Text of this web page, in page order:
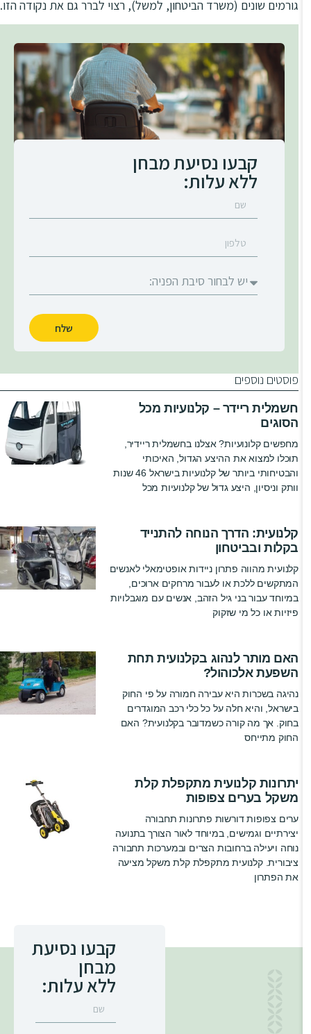
גורמים שונים (משרד הביטחון, למשל), רצוי לברר גם את נקודה הזו.
קבעו נסיעת מבחן
ללא עלות:
שלח
פוסטים נוספים
חשמלית ריידר – קלנועיות מכל
הסוגים
מחפשים קלונועיות? אצלנו בחשמלית ריידיר,
תוכלו למצוא את ההיצע הגדול, האיכותי
והבטיחותי ביותר של קלנועיות בישראל 46 שנות
וותק וניסיון, היצע גדול של קלנועיות מכל
קלנועית: הדרך הנוחה להתנייד
בקלות ובביטחון
קלנועית מהווה פתרון ניידות אופטימאלי לאנשים
המתקשים ללכת או לעבור מרחקים ארוכים,
במיוחד עבור בני גיל הזהב, אנשים עם מוגבלויות
פיזיות או כל מי שזקוק
האם מותר לנהוג בקלנועית תחת
השפעת אלכוהול?
נהיגה בשכרות היא עבירה חמורה על פי החוק
בישראל, והיא חלה על כל כלי רכב המוגדרים
בחוק. אך מה קורה כשמדובר בקלנועית? האם
החוק מתייחס
יתרונות קלנועית מתקפלת קלת
משקל בערים צפופות
ערים צפופות דורשות פתרונות תחבורה
יצירתיים וגמישים, במיוחד לאור הצורך בתנועה
נוחה ויעילה ברחובות הצרים ובמערכות תחבורה
ציבורית. קלנועית מתקפלת קלת משקל מציעה
את הפתרון
קבעו נסיעת
מבחן
ללא עלות: